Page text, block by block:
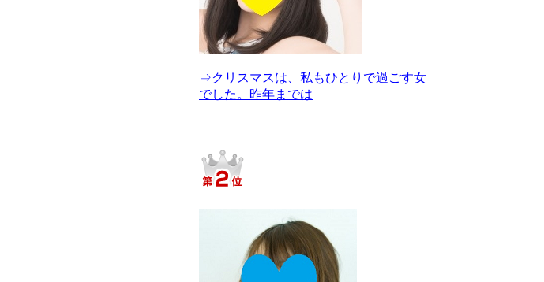
⇒クリスマスは、私もひとりで過ごす女
でした。昨年までは